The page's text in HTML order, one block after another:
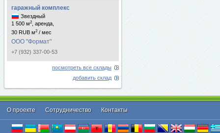
гаражный комплекс
Звездный
1 500 м2
, аренда,
30 RUB м2 / мес
ООО "Формат"
+7 (932) 337-00-53
посмотреть все склады
добавить склад
О проекте Cотрудничество Контакты